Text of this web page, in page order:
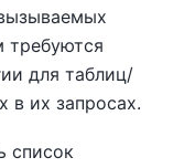
требуются
для таблиц/
в их запросах.
список